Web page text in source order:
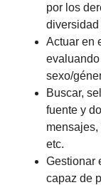
por los
diversidad
Actuar en
sexo/
Buscar,
fuente y
etc.
Gestionar
capaz de